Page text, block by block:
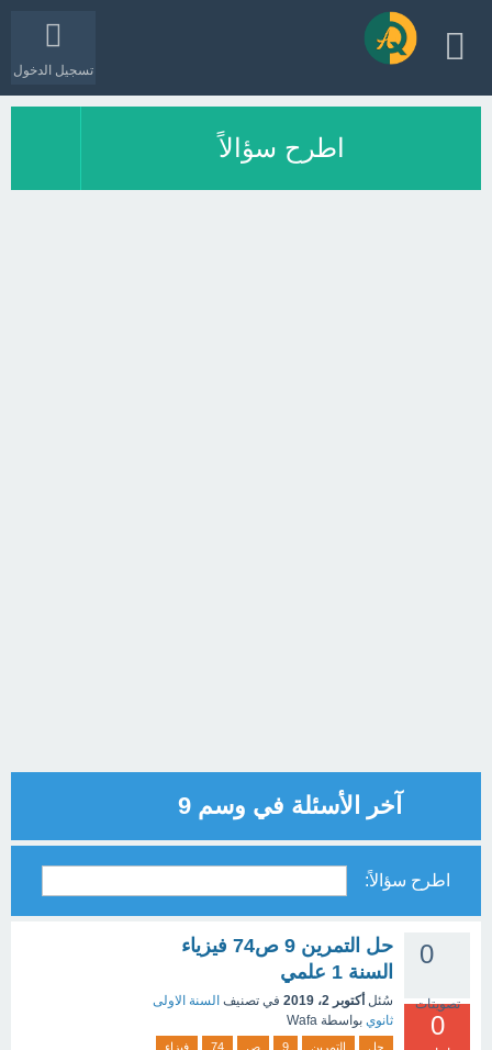
تسجيل الدخول
اطرح سؤالاً
آخر الأسئلة في وسم 9
اطرح سؤالاً:
0
تصويتات
0
حل التمرين 9 ص74 فيزياء
السنة 1 علمي
سُئل أكتوبر 2، 2019 في تصنيف السنة الاولى
ثانوي بواسطة Wafa
حل التمرين 9 ص 74
فيزاء